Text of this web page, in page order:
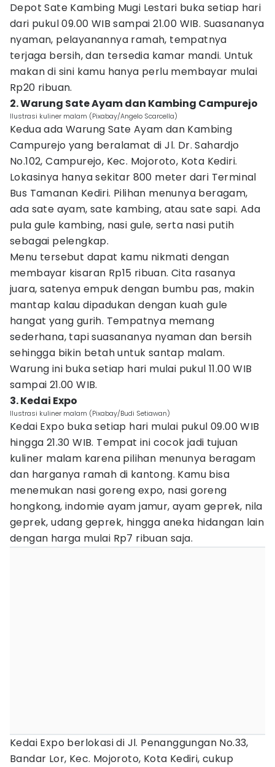
Depot Sate Kambing Mugi Lestari buka setiap hari
dari pukul 09.00 WIB sampai 21.00 WIB. Suasananya
nyaman, pelayanannya ramah, tempatnya
terjaga bersih, dan tersedia kamar mandi. Untuk
makan di sini kamu hanya perlu membayar mulai
Rp20 ribuan.
2. Warung Sate Ayam dan Kambing Campurejo
Ilustrasi kuliner malam (Pixabay/Angelo Scarcella)
Kedua ada Warung Sate Ayam dan Kambing
Campurejo yang beralamat di Jl. Dr. Sahardjo
No.102, Campurejo, Kec. Mojoroto, Kota Kediri.
Lokasinya hanya sekitar 800 meter dari Terminal
Bus Tamanan Kediri. Pilihan menunya beragam,
ada sate ayam, sate kambing, atau sate sapi. Ada
pula gule kambing, nasi gule, serta nasi putih
sebagai pelengkap.
Menu tersebut dapat kamu nikmati dengan
membayar kisaran Rp15 ribuan. Cita rasanya
juara, satenya empuk dengan bumbu pas, makin
mantap kalau dipadukan dengan kuah gule
hangat yang gurih. Tempatnya memang
sederhana, tapi suasananya nyaman dan bersih
sehingga bikin betah untuk santap malam.
Warung ini buka setiap hari mulai pukul 11.00 WIB
sampai 21.00 WIB.
3. Kedai Expo
Ilustrasi kuliner malam (Pixabay/Budi Setiawan)
Kedai Expo buka setiap hari mulai pukul 09.00 WIB
hingga 21.30 WIB. Tempat ini cocok jadi tujuan
kuliner malam karena pilihan menunya beragam
dan harganya ramah di kantong. Kamu bisa
menemukan nasi goreng expo, nasi goreng
hongkong, indomie ayam jamur, ayam geprek, nila
geprek, udang geprek, hingga aneka hidangan lain
dengan harga mulai Rp7 ribuan saja.
Kedai Expo berlokasi di Jl. Penanggungan No.33,
Bandar Lor, Kec. Mojoroto, Kota Kediri, cukup